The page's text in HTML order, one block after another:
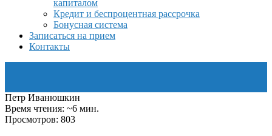
капиталом
Кредит и беспроцентная рассрочка
Бонусная система
Записаться на прием
Контакты
Петр Иванюшкин
Время чтения: ~6 мин.
Просмотров: 803